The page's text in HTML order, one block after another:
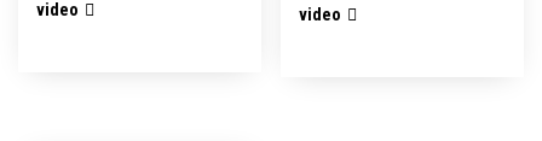
video
video